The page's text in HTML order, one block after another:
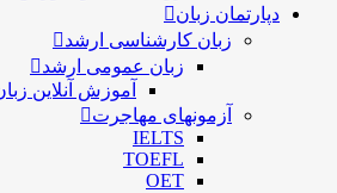
دپارتمان زبان
زبان کارشناسی ارشد
زبان عمومی ارشد
آموزش آنلاین
آزمونهای مهاجرت
IELTS
TOEFL
OET